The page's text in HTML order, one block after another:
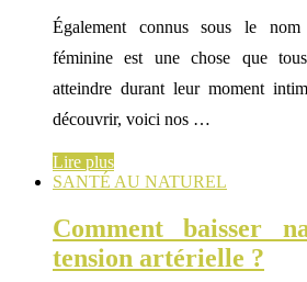
Également connus sous le
féminine est une chose que
atteindre durant leur moment
découvrir, voici nos …
Lire plus
SANTÉ AU NATUREL
Comment baisser
tension artérielle ?